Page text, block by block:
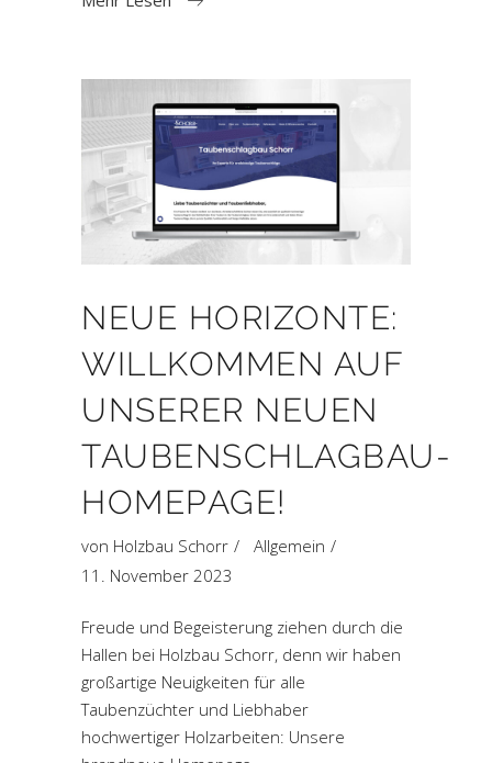
NEUE HORIZONTE:
WILLKOMMEN AUF
UNSERER NEUEN
TAUBENSCHLAGBAU-
HOMEPAGE!
von Holzbau Schorr
Allgemein
11. November 2023
Freude und Begeisterung ziehen durch die
Hallen bei Holzbau Schorr, denn wir haben
großartige Neuigkeiten für alle
Taubenzüchter und Liebhaber
hochwertiger Holzarbeiten: Unsere